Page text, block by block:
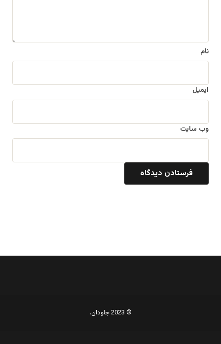
نام
ایمیل
وب‌ سایت
© 2023 جاودان.